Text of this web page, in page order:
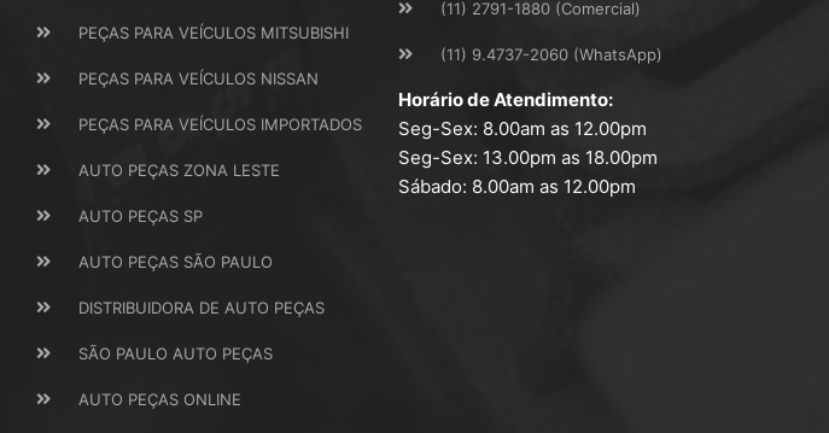
PEÇAS PARA VEÍCULOS MITSUBISHI
PEÇAS PARA VEÍCULOS NISSAN
PEÇAS PARA VEÍCULOS IMPORTADOS
AUTO PEÇAS ZONA LESTE
AUTO PEÇAS SP
AUTO PEÇAS SÃO PAULO
DISTRIBUIDORA DE AUTO PEÇAS
SÃO PAULO AUTO PEÇAS
AUTO PEÇAS ONLINE
(11) 2791-1880 (Comercial)
(11) 9.4737-2060 (WhatsApp)
Horário de Atendimento:
Seg-Sex: 8.00am as 12.00pm
Seg-Sex: 13.00pm as 18.00pm
Sábado: 8.00am as 12.00pm